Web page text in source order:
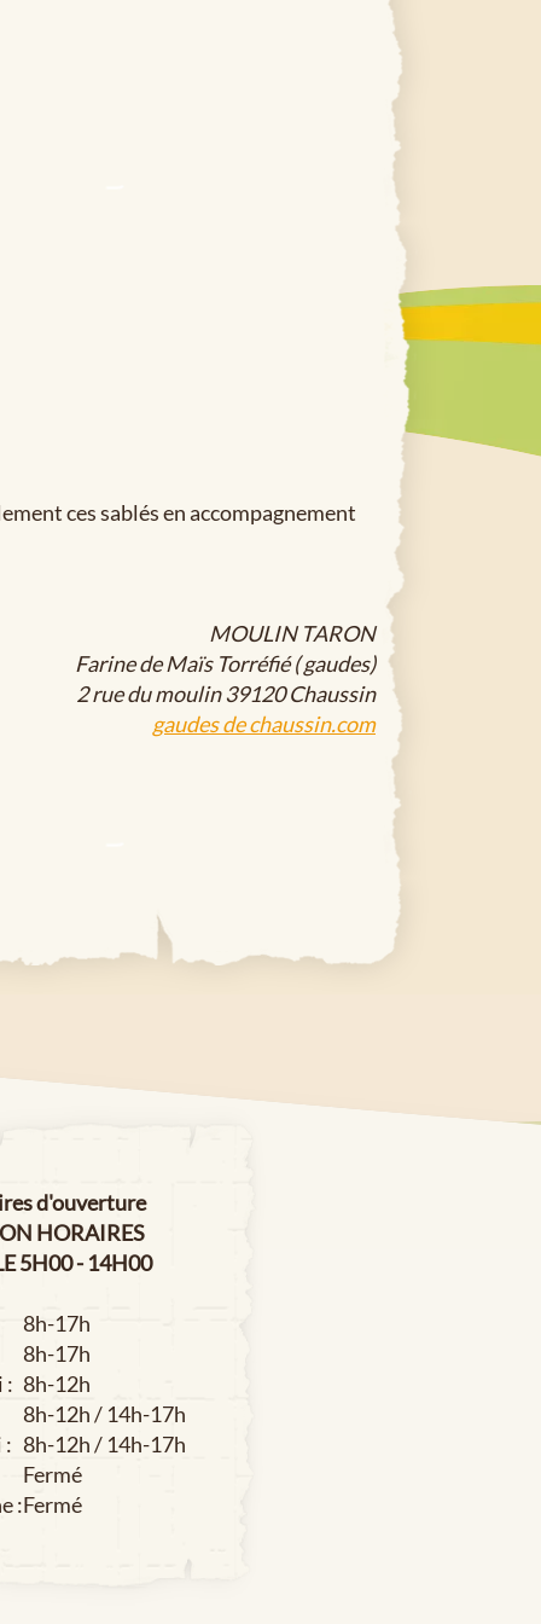
ces sablés en accompagnement
MOULIN TARON
Farine de Maïs Torréfié ( gaudes)
2 rue du moulin 39120 Chaussin
gaudes de chaussin.com
d'ouverture
HORAIRES
5H00 - 14H00
8h-17h
8h-17h
: 8h-12h
8h-12h / 14h-17h
: 8h-12h / 14h-17h
Fermé
:Fermé